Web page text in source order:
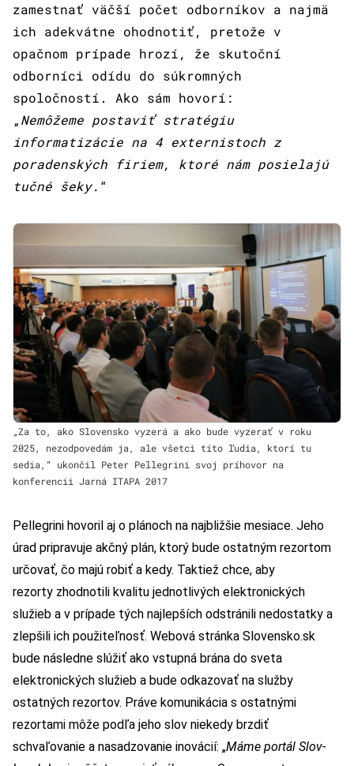
zamestnať väčší počet odborníkov a najmä
ich adekvátne ohodnotiť, pretože v
opačnom prípade hrozí, že skutoční
odborníci odídu do súkromných
spoločností. Ako sám hovorí:
„Nemôžeme postaviť stratégiu
informatizácie na 4 externistoch z
poradenských firiem, ktoré nám posielajú
tučné šeky. “
„Za to, ako Slovensko vyzerá a ako bude vyzerať v roku
2025, nezodpovedám ja, ale všetci títo ľudia, ktorí tu
sedia,“ ukončil Peter Pellegrini svoj príhovor na
konferencii Jarná ITAPA 2017
Pellegrini hovoril aj o plánoch na najbližšie mesiace. Jeho
úrad pripravuje akčný plán, ktorý bude ostatným rezortom
určovať, čo majú robiť a kedy. Taktiež chce, aby
rezorty zhodnotili kvalitu jednotlivých elektronických
služieb a v prípade tých najlepších odstránili nedostatky a
zlepšili ich použiteľnosť. Webová stránka Slovensko.sk
bude následne slúžiť ako vstupná brána do sveta
elektronických služieb a bude odkazovať na služby
ostatných rezortov. Práve komunikácia s ostatnými
rezortami môže podľa jeho slov niekedy brzdiť
schvaľovanie a nasadzovanie inovácií: „Máme portál Slov-